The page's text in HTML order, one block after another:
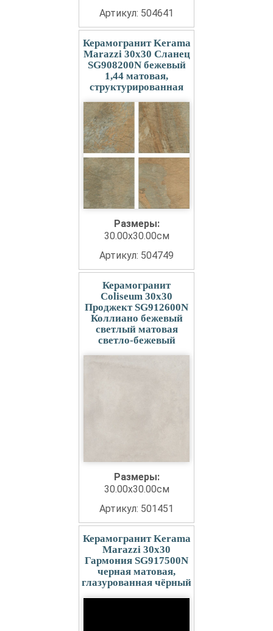
Артикул: 504641
Керамогранит Kerama
Marazzi 30x30 Сланец
SG908200N бежевый
1,44 матовая,
структурированная
Размеры:
30.00x30.00см
Артикул: 504749
Керамогранит
Coliseum 30x30
Проджект SG912600N
Коллиано бежевый
светлый матовая
светло-бежевый
Размеры:
30.00x30.00см
Артикул: 501451
Керамогранит Kerama
Marazzi 30x30
Гармония SG917500N
черная матовая,
глазурованная чёрный